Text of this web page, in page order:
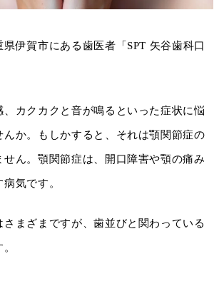
県伊賀市にある歯医者「SPT 矢谷歯科口
、カクカクと音が鳴るといった症状に悩
んか。もしかすると、それは顎関節症の
せん。顎関節症は、開口障害や顎の痛み
気です。
さまざまですが、歯並びと関わっている